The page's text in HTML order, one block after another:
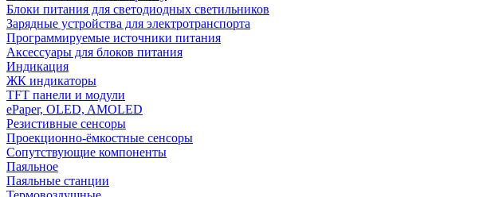
Блоки питания для светодиодных светильников
Зарядные устройства для электротранспорта
Программируемые источники питания
Аксессуары для блоков питания
Индикация
ЖК индикаторы
TFT панели и модули
ePaper, OLED, AMOLED
Резистивные сенсоры
Проекционно-ёмкостные сенсоры
Сопутствующие компоненты
Паяльное
Паяльные станции